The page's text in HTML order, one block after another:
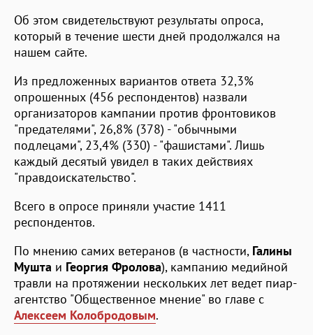
Об этом свидетельствуют результаты опроса,
который в течение шести дней продолжался на
нашем сайте.
Из предложенных вариантов ответа 32,3%
опрошенных (456 респондентов) назвали
организаторов кампании против фронтовиков
"предателями", 26,8% (378) - "обычными
подлецами", 23,4% (330) - "фашистами". Лишь
каждый десятый увидел в таких действиях
"правдоискательство".
Всего в опросе приняли участие 1411
респондентов.
По мнению самих ветеранов (в частности, Галины
Мушта и Георгия Фролова), кампанию медийной
травли на протяжении нескольких лет ведет пиар-
агентство "Общественное мнение" во главе с
Алексеем Колобродовым.